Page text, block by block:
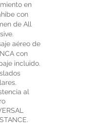
en
con
de All
aéreo de
con
incluido.
al